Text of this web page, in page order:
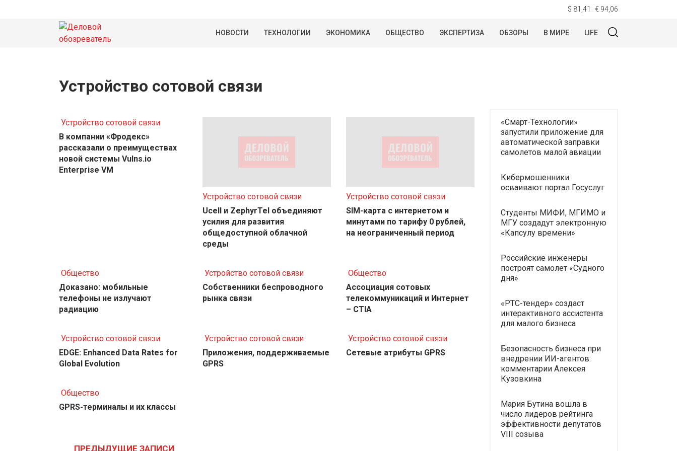
$ 81,41 € 94,06
НОВОСТИ ТЕХНОЛОГИИ ЭКОНОМИКА ОБЩЕСТВО ЭКСПЕРТИЗА ОБЗОРЫ В МИРЕ LIFE
Устройство сотовой связи
Устройство сотовой связи
В компании «Фродекс»
рассказали о преимуществах
новой системы Vulns.io
Enterprise VM
Устройство сотовой связи
Ucell и ZephyrTel объединяют
усилия для развития
общедоступной облачной
среды
Устройство сотовой связи
SIM-карта с интернетом и
минутами по тарифу 0 рублей,
на неограниченный период
Общество
Доказано: мобильные
телефоны не излучают
радиацию
Устройство сотовой связи
Собственники беспроводного
рынка связи
Общество
Ассоциация сотовых
телекоммуникаций и Интернет
– CTIA
Устройство сотовой связи
EDGE: Enhanced Data Rates for
Global Evolution
Устройство сотовой связи
Приложения, поддерживаемые
GPRS
Устройство сотовой связи
Сетевые атрибуты GPRS
Общество
GPRS-терминалы и их классы
ПРЕДЫДУЩИЕ ЗАПИСИ
«Смарт-Технологии»
запустили приложение для
автоматической заправки
самолетов малой авиации
Кибермошенники
осваивают портал Госуслуг
Студенты МИФИ, МГИМО и
МГУ создадут электронную
«Капсулу времени»
Российские инженеры
построят самолет «Судного
дня»
«РТС-тендер» создаст
интерактивного ассистента
для малого бизнеса
Безопасность бизнеса при
внедрении ИИ-агентов:
комментарии Алексея
Кузовкина
Мария Бутина вошла в
число лидеров рейтинга
эффективности депутатов
VIII созыва